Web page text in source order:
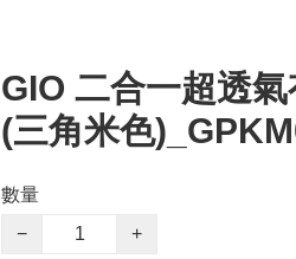
GIO 二合一超透
(三角米色
數量
−
+